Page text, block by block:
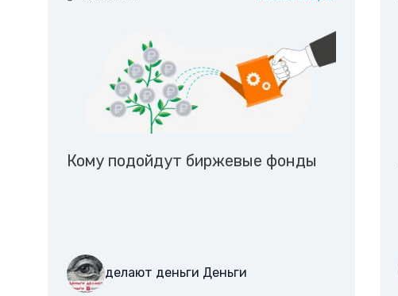
Кому подойдут биржевые фонды
делают деньги Деньги